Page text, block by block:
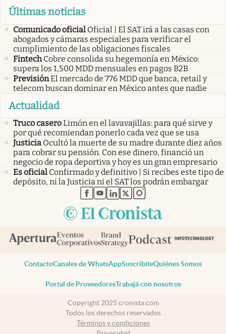
Últimas noticias
Comunicado oficial Oficial | El SAT irá a las casas con
abogados y cámaras especiales para verificar el
cumplimiento de las obligaciones fiscales
Fintech Cobre consolida su hegemonía en México:
supera los 1,500 MDD mensuales en pagos B2B
PrevisiónEl mercado de 776 MDD que banca, retail y
telecom buscan dominar en México antes que nadie
Actualidad
Truco caseroLimón en el lavavajillas: para qué sirve y
por qué recomiendan ponerlo cada vez que se usa
Justicia Ocultó la muerte de su madre durante diez años
para cobrar su pensión. Con ese dinero, financió un
negocio de ropa deportiva y hoy es un gran empresario
Es oficial Confirmado y definitivo | Si recibes este tipo de
depósito, ni la Justicia ni el SAT los podrán embargar
abre en nueva pestaña
abre en nueva pestaña
abre en nueva pestaña
abre en nueva pestaña
abre en nueva pestaña
ContactoCanales de WhatsAppSuscribiteQuiénes Somos
Portal de ProveedoresTrabajá con nosotros
Copyright 2025 cronista.com
Todos los derechos reservados
Términos y condiciones